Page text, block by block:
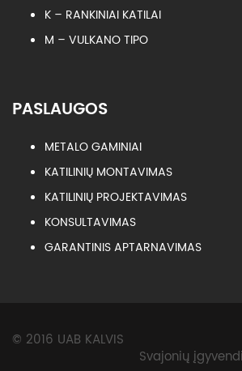
K – RANKINIAI KATILAI
M – VULKANO TIPO
PASLAUGOS
METALO GAMINIAI
KATILINIŲ MONTAVIMAS
KATILINIŲ PROJEKTAVIMAS
KONSULTAVIMAS
GARANTINIS APTARNAVIMAS
© 2016 UAB KALVIS
Svajonių